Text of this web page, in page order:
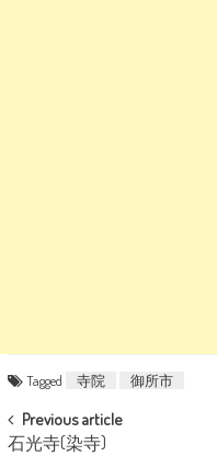
Tagged 寺院 御所市
POST NAVIGATION
Previous article
石光寺(染寺)